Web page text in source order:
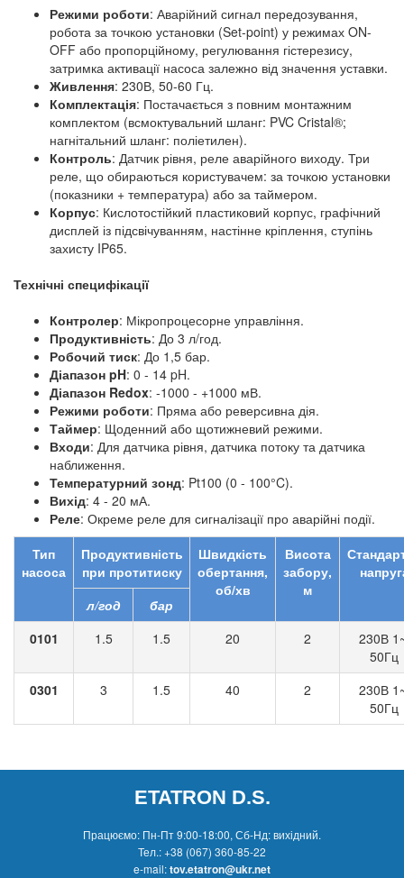
Режими роботи: Аварійний сигнал передозування,
робота за точкою установки (Set-point) у режимах ON-
OFF або пропорційному, регулювання гістерезису,
затримка активації насоса залежно від значення уставки.
Живлення: 230В, 50-60 Гц.
Комплектація: Постачається з повним монтажним
комплектом (всмоктувальний шланг: PVC Cristal®;
нагнітальний шланг: поліетилен).
Контроль: Датчик рівня, реле аварійного виходу. Три
реле, що обираються користувачем: за точкою установки
(показники + температура) або за таймером.
Корпус: Кислотостійкий пластиковий корпус, графічний
дисплей із підсвічуванням, настінне кріплення, ступінь
захисту IP65.
Технічні специфікації
Контролер: Мікропроцесорне управління.
Продуктивність: До 3 л/год.
Робочий тиск: До 1,5 бар.
Діапазон pH: 0 - 14 pH.
Діапазон Redox: -1000 - +1000 мВ.
Режими роботи: Пряма або реверсивна дія.
Таймер: Щоденний або щотижневий режими.
Входи: Для датчика рівня, датчика потоку та датчика
наближення.
Температурний зонд: Pt100 (0 - 100°C).
Вихід: 4 - 20 мА.
Реле: Окреме реле для сигналізації про аварійні події.
Тип
насоса
Продуктивність
при протитиску
Швидкість
обертання,
об/хв
Висота
забору,
м
л/год
бар
0101
1.5 1.5 20 2
230В
50Гц
0301
3 1.5 40 2
230В
50Гц
ETATRON D.S.
Працюємо: Пн-Пт 9:00-18:00, Сб-Нд: вихідний.
Тел.:+38 (067) 360-85-22
e-mail:tov.etatron@ukr.net